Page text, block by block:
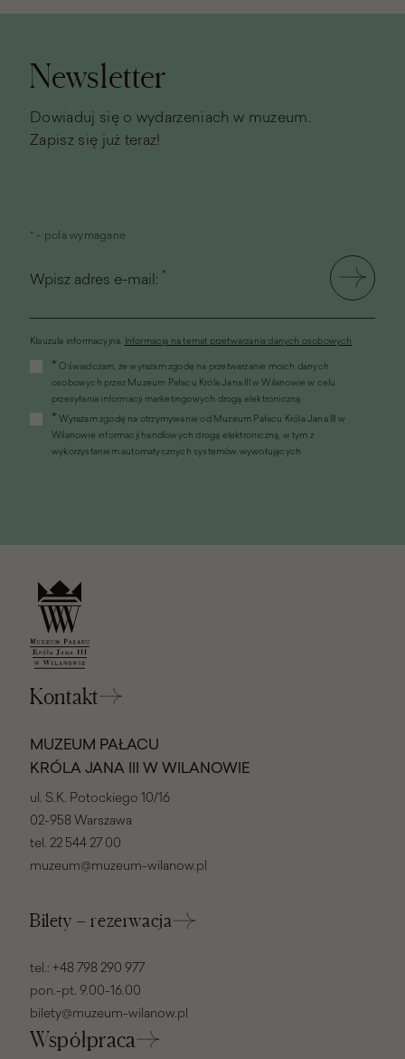
Stopka
Newsletter
Dowiaduj się o wydarzeniach w muzeum.
Zapisz się już teraz!
* - pola wymagane
Wpisz adres e-mail: *
Klauzula informacyjna. Informacja na temat przetwarzania danych osobowych
otworzy
nowym
oknie)
* Oświadczam, że wyrażam zgodę na przetwarzanie moich danych
osobowych przez Muzeum Pałacu Króla Jana III w Wilanowie w celu
przesyłania informacji marketingowych drogą elektroniczną
* Wyrażam zgodę na otrzymywanie od Muzeum Pałacu Króla Jana III w
Wilanowie informacji handlowych drogą elektroniczną, w tym z
wykorzystaniem automatycznych systemów wywołujących
Kontakt
MUZEUM PAŁACU
KRÓLA JANA III W WILANOWIE
ul. S.K. Potockiego 10/16
02-958 Warszawa
tel. 22 544 27 00
muzeum@muzeum-wilanow.pl
Bilety – rezerwacja
tel.: +48 798 290 977
pon.-pt. 9.00-16.00
bilety@muzeum-wilanow.pl
Współpraca